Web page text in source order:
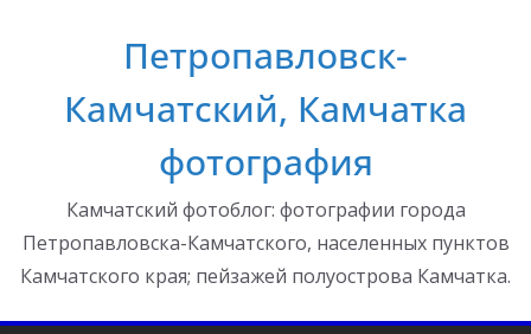
Петропавловск-
Камчатский, Камчатка
фотография
Камчатский фотоблог: фотографии города
Петропавловска-Камчатского, населенных пунктов
Камчатского края; пейзажей полуострова Камчатка.